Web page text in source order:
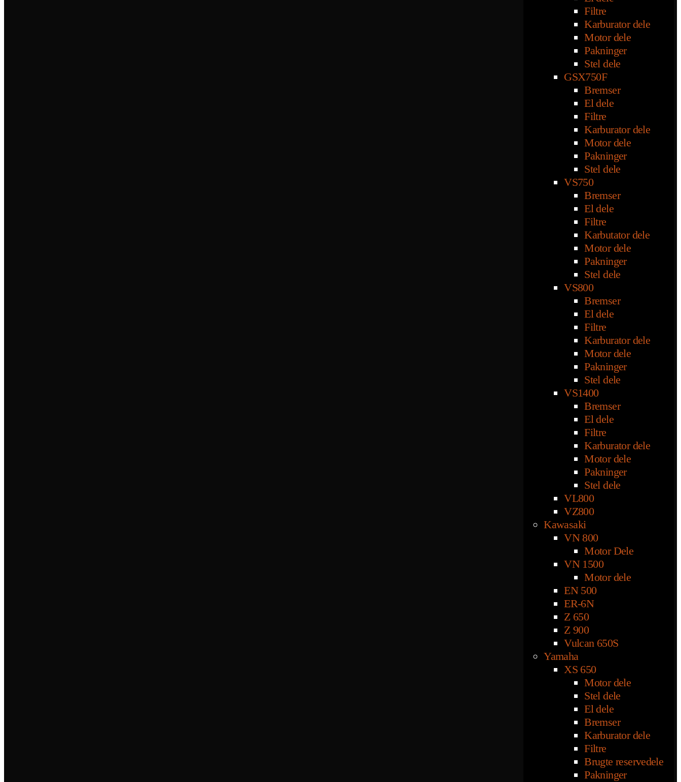
Filtre
Karburator dele
Motor dele
Pakninger
Stel dele
GSX750F
Bremser
El dele
Filtre
Karburator dele
Motor dele
Pakninger
Stel dele
VS750
Bremser
El dele
Filtre
Karbutator dele
Motor dele
Pakninger
Stel dele
VS800
Bremser
El dele
Filtre
Karburator dele
Motor dele
Pakninger
Stel dele
VS1400
Bremser
El dele
Filtre
Karburator dele
Motor dele
Pakninger
Stel dele
VL800
VZ800
Kawasaki
VN 800
Motor Dele
VN 1500
Motor dele
EN 500
ER-6N
Z 650
Z 900
Vulcan 650S
Yamaha
XS 650
Motor dele
Stel dele
El dele
Bremser
Karburator dele
Filtre
Brugte reservedele
Pakninger